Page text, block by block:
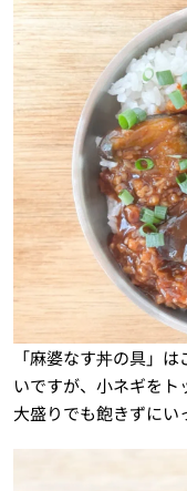
「麻婆なす丼の具」
いですが、小ネギを
大盛りでも飽きずにい